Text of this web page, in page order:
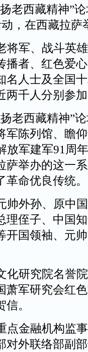
老西藏精神”
，在西藏拉萨
军、战斗英
播者、红色爱
名人士及全国
两千人分别参
老西藏精神”
军陈列馆、瞻
放军建军91周
萨举办的这一
命优良传统。
外孙、原中
理侄子、中国
开国领袖、元
研究院名誉
萧军研究会红
。
金融机构监
对外联络部副